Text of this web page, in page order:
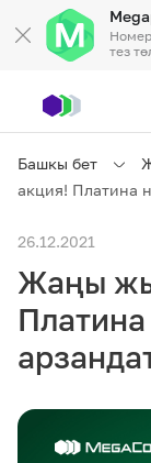
тез
Жеке
Ишкердик
Байланыш
Башкы бет
акция! Платина
26.12.2021
Жаңы